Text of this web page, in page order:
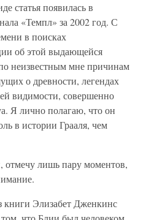
статья появилась в
«Темпл» за 2002 год. С
в поисках
об этой выдающейся
неизвестным мне причинам
о древности, легендах
видимости, совершенно
Я лично полагаю, что он
в истории Грааля, чем
отмечу лишь пару моментов,
книги Элизабет Дженкинс